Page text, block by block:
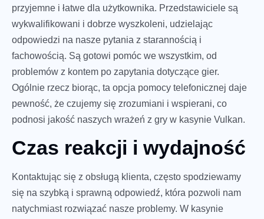
przyjemne i łatwe dla użytkownika. Przedstawiciele są
wykwalifikowani i dobrze wyszkoleni, udzielając
odpowiedzi na nasze pytania z starannością i
fachowością. Są gotowi pomóc we wszystkim, od
problemów z kontem po zapytania dotyczące gier.
Ogólnie rzecz biorąc, ta opcja pomocy telefonicznej daje
pewność, że czujemy się zrozumiani i wspierani, co
podnosi jakość naszych wrażeń z gry w kasynie Vulkan.
Czas reakcji i wydajność
Kontaktując się z obsługą klienta, często spodziewamy
się na szybką i sprawną odpowiedź, która pozwoli nam
natychmiast rozwiązać nasze problemy. W kasynie